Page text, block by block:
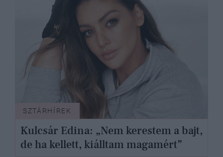
SZTÁRHÍREK
Kulcsár Edina: „Nem kerestem a bajt,
de ha kellett, kiálltam magamért”